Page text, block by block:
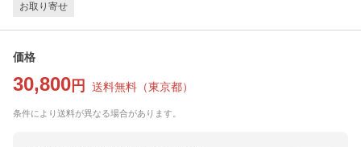
お取り寄せ
価格
30,800 円 送料無料 （東京都）
条件により送料が異なる場合があります。